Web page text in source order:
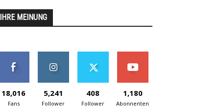
IHRE MEINUNG
18,016
Fans
5,241
Follower
408
Follower
1,180
Abonnenten